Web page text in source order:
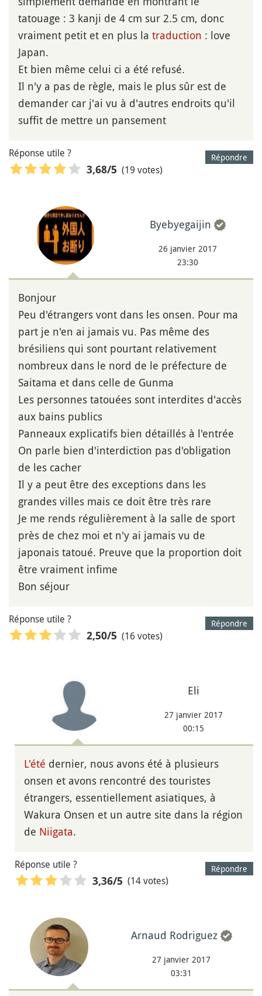
tatouage : 3 kanji de 4 cm sur 2.5 cm, donc
vraiment petit et en plus la traduction : love
Japan.
Et bien même celui ci a été refusé.
Il n'y a pas de règle, mais le plus sûr est de
demander car j'ai vu à d'autres endroits qu'il
suffit de mettre un pansement
Répondre
Réponse utile ?
3,68/5 (19 votes)
Byebyegaijin
26 janvier 2017
23:30
Bonjour
Peu d'étrangers vont dans les onsen. Pour ma
part je n'en ai jamais vu. Pas même des
brésiliens qui sont pourtant relativement
nombreux dans le nord de le préfecture de
Saitama et dans celle de Gunma
Les personnes tatouées sont interdites d'accès
aux bains publics
Panneaux explicatifs bien détaillés à l'entrée
On parle bien d'interdiction pas d'obligation
de les cacher
Il y a peut être des exceptions dans les
grandes villes mais ce doit être très rare
Je me rends régulièrement à la salle de sport
près de chez moi et n'y ai jamais vu de
japonais tatoué. Preuve que la proportion doit
être vraiment infime
Bon séjour
Répondre
Réponse utile ?
2,50/5 (16 votes)
Eli
27 janvier 2017
00:15
L'été dernier, nous avons été à plusieurs
onsen et avons rencontré des touristes
étrangers, essentiellement asiatiques, à
Wakura Onsen et un autre site dans la région
de Niigata.
Répondre
Réponse utile ?
3,36/5 (14 votes)
Arnaud Rodriguez
27 janvier 2017
03:31